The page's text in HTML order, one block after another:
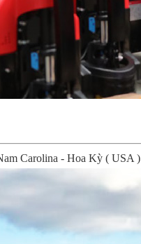
Carolina - Hoa Kỳ ( USA )